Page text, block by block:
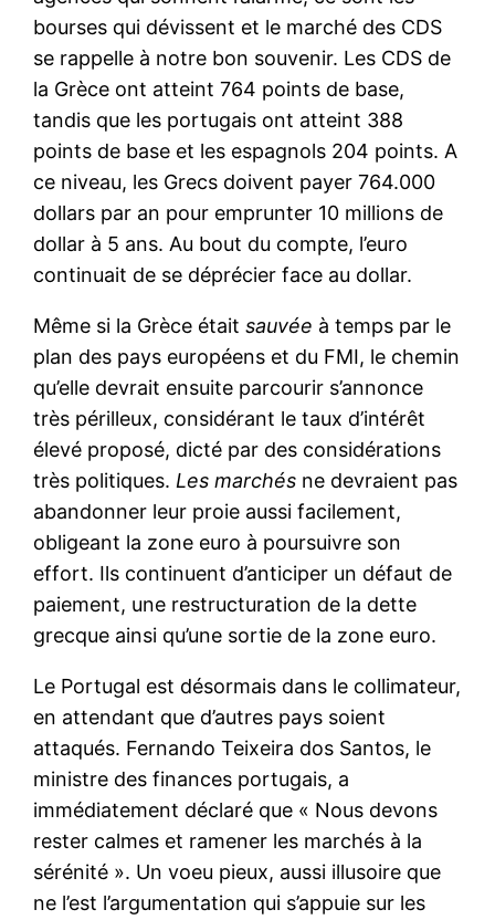
bourses qui dévissent et le marché des CDS
se rappelle à notre bon souvenir. Les CDS de
la Grèce ont atteint 764 points de base,
tandis que les portugais ont atteint 388
points de base et les espagnols 204 points. A
ce niveau, les Grecs doivent payer 764.000
dollars par an pour emprunter 10 millions de
dollar à 5 ans. Au bout du compte, l’euro
continuait de se déprécier face au dollar.
Même si la Grèce étaitsauvée à temps par le
plan des pays européens et du FMI, le chemin
qu’elle devrait ensuite parcourir s’annonce
très périlleux, considérant le taux d’intérêt
élevé proposé, dicté par des considérations
très politiques. Les marchés ne devraient pas
abandonner leur proie aussi facilement,
obligeant la zone euro à poursuivre son
effort. Ils continuent d’anticiper un défaut de
paiement, une restructuration de la dette
grecque ainsi qu’une sortie de la zone euro.
Le Portugal est désormais dans le collimateur,
en attendant que d’autres pays soient
attaqués. Fernando Teixeira dos Santos, le
ministre des finances portugais, a
immédiatement déclaré que « Nous devons
rester calmes et ramener les marchés à la
sérénité ». Un voeu pieux, aussi illusoire que
ne l’est l’argumentation qui s’appuie sur les